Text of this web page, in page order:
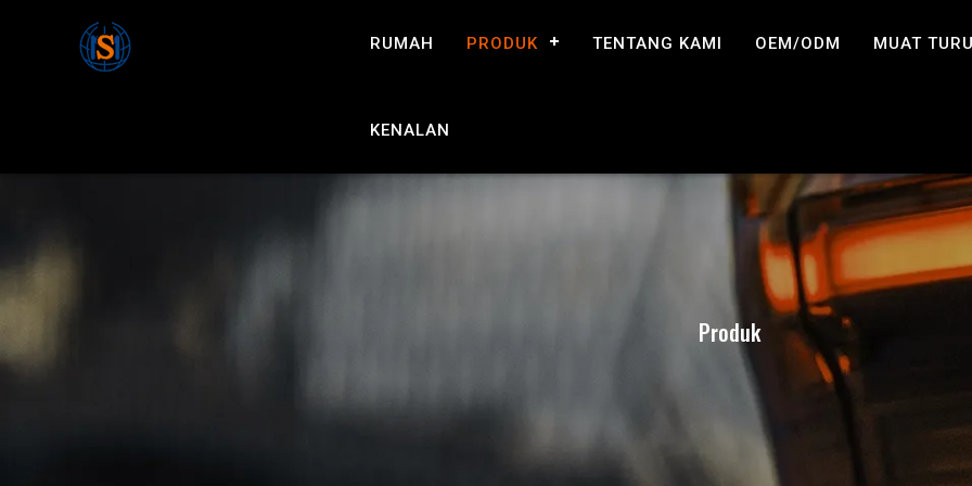
RUMAH PRODUK TENTANG KAMI OEM/ODM MUAT
KENALAN
Produk